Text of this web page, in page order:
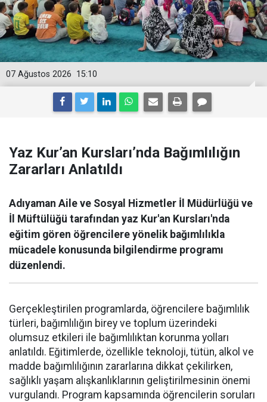
15:10
07 Ağustos 2026
Yaz Kur’an Kursları’nda Bağımlılığın
Zararları Anlatıldı
Adıyaman Aile ve Sosyal Hizmetler İl Müdürlüğü ve
İl Müftülüğü tarafından yaz Kur'an Kursları'nda
eğitim gören öğrencilere yönelik bağımlılıkla
mücadele konusunda bilgilendirme programı
düzenlendi.
Gerçekleştirilen programlarda, öğrencilere bağımlılık
türleri, bağımlılığın birey ve toplum üzerindeki
olumsuz etkileri ile bağımlılıktan korunma yolları
anlatıldı. Eğitimlerde, özellikle teknoloji, tütün, alkol ve
madde bağımlılığının zararlarına dikkat çekilirken,
sağlıklı yaşam alışkanlıklarının geliştirilmesinin önemi
vurgulandı. Program kapsamında öğrencilerin soruları